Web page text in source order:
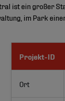
ist ein großer
im Park
Projekt-ID
Ort